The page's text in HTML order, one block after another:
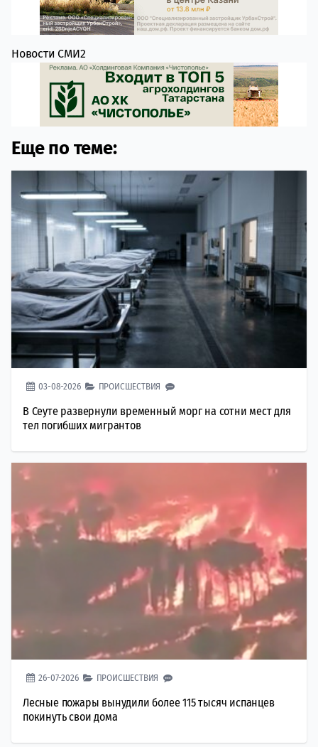
Новости СМИ2
Еще по теме:
03-08-2026 ПРОИСШЕСТВИЯ
В Сеуте развернули временный морг на сотни мест для
тел погибших мигрантов
26-07-2026 ПРОИСШЕСТВИЯ
Лесные пожары вынудили более 115 тысяч испанцев
покинуть свои дома